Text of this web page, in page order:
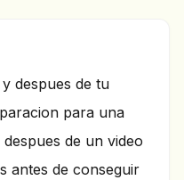
despues de tu
para una
de un video
antes de conseguir